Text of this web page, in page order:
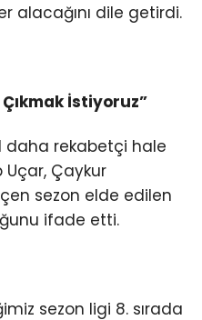
alacağını dile getirdi.
İstiyoruz”
daha rekabetçi hale
Çaykur
sezon elde edilen
ifade etti.
sezon ligi 8. sırada